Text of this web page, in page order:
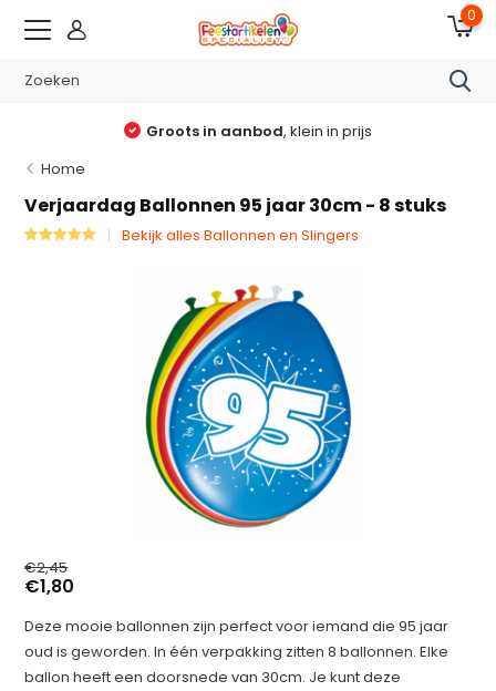
0
Groots in aanbod, klein in prijs
Home
Verjaardag Ballonnen 95 jaar 30cm - 8 stuks
Bekijk alles Ballonnen en Slingers
€2,45
€1,80
Deze mooie ballonnen zijn perfect voor iemand die 95 jaar
oud is geworden. In één verpakking zitten 8 ballonnen. Elke
ballon heeft een doorsnede van 30cm. Je kunt deze